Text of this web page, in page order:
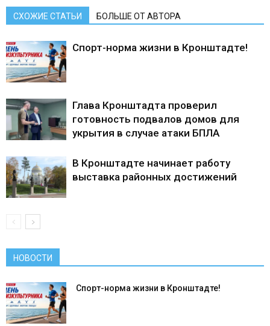
СХОЖИЕ СТАТЬИ БОЛЬШЕ ОТ АВТОРА
Спорт-норма жизни в Кронштадте!
Глава Кронштадта проверил
готовность подвалов домов для
укрытия в случае атаки БПЛА
В Кронштадте начинает работу
выставка районных достижений
НОВОСТИ
Спорт-норма жизни в Кронштадте!